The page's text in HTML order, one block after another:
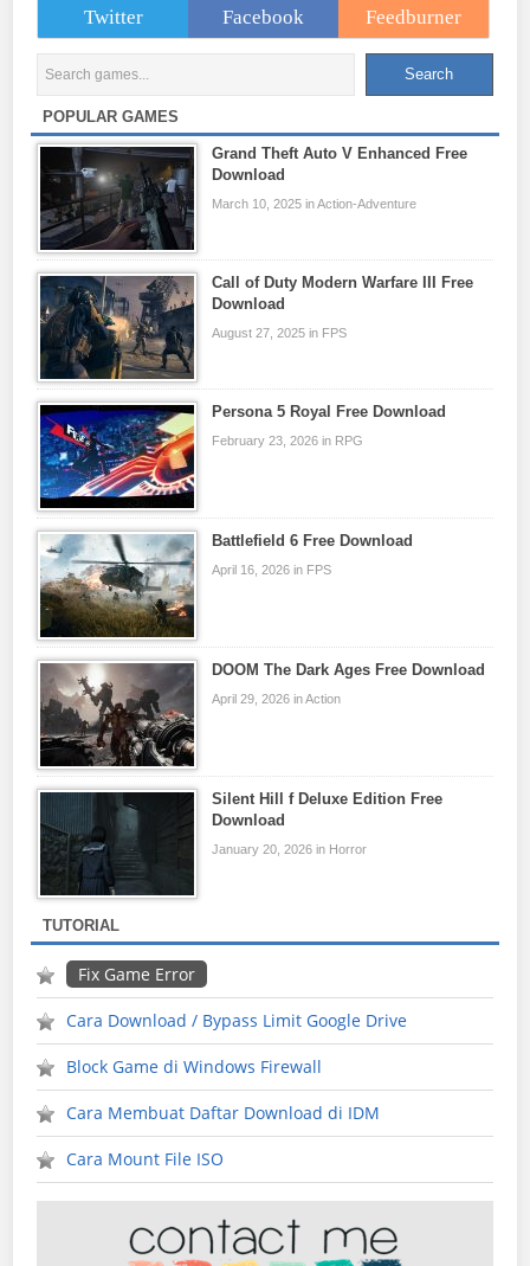
Twitter Facebook Feedburner
POPULAR GAMES
Grand Theft Auto V Enhanced Free
Download
March 10, 2025 in Action-Adventure
Call of Duty Modern Warfare III Free
Download
August 27, 2025 in FPS
Persona 5 Royal Free Download
February 23, 2026 in RPG
Battlefield 6 Free Download
April 16, 2026 in FPS
DOOM The Dark Ages Free Download
April 29, 2026 in Action
Silent Hill f Deluxe Edition Free
Download
January 20, 2026 in Horror
TUTORIAL
Fix Game Error
Cara Download / Bypass Limit Google Drive
Block Game di Windows Firewall
Cara Membuat Daftar Download di IDM
Cara Mount File ISO